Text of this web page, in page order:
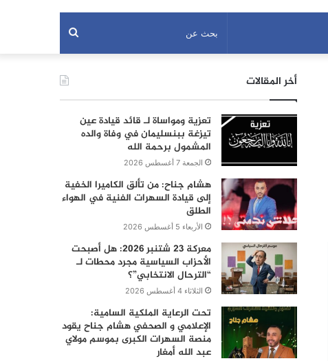
بحث
عن أخر المقالات
تعزية ومواساة لـ قائد قيادة عين
تيزغة ببنسليمان في وفاة والده
المشمول برحمة الله
الجمعة 7 أغسطس 2026
هشام جناح: من تألق الكاميرا الخفية
إلى قيادة السهرات الفنية في الهواء
الطلق
الأربعاء 5 أغسطس 2026
معركة 23 شتنبر 2026: هل أصبحت
الأحزاب السياسية مجرد محطات لـ
“الترحال الانتخابي”؟
الثلاثاء 4 أغسطس 2026
تحت الرعاية الملكية السامية:
الإعلامي و الصحفي هشام جناح يقود
منصة السهرات الكبرى بموسم مولاي
عبد الله أمغار